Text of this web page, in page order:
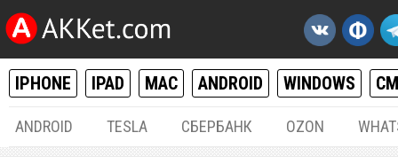
IPHONE IPAD MAC ANDROID WINDOWS
ANDROID TESLA СБЕРБАНК OZON